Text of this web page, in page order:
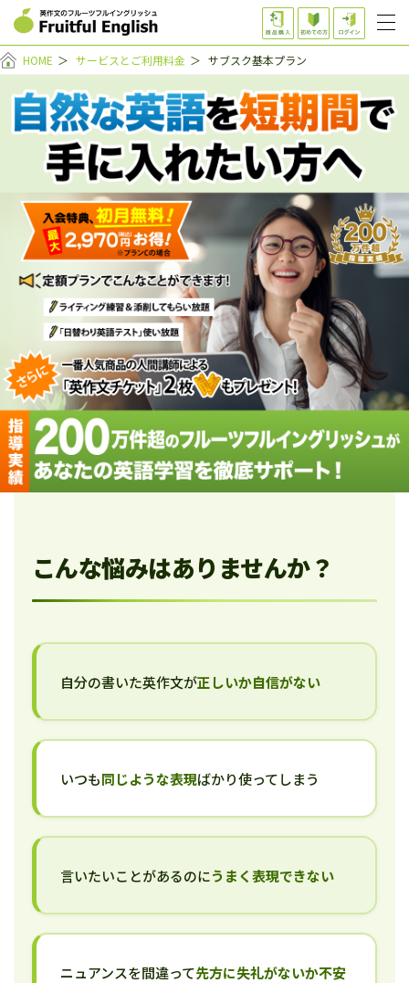
HOME ＞ サービスとご利用料金 ＞ サブスク基本プラン
こんな悩みはありませんか？
自分の書いた英作文が正しいか自信がない
いつも同じような表現ばかり使ってしまう
言いたいことがあるのにうまく表現できない
ニュアンスを間違って先方に失礼がないか不安